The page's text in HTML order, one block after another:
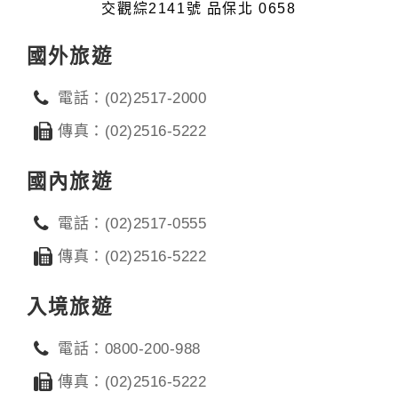
交觀綜2141號 品保北 0658
國外旅遊
電話：(02)2517-2000
傳真：(02)2516-5222
國內旅遊
電話：(02)2517-0555
傳真：(02)2516-5222
入境旅遊
電話：0800-200-988
傳真：(02)2516-5222